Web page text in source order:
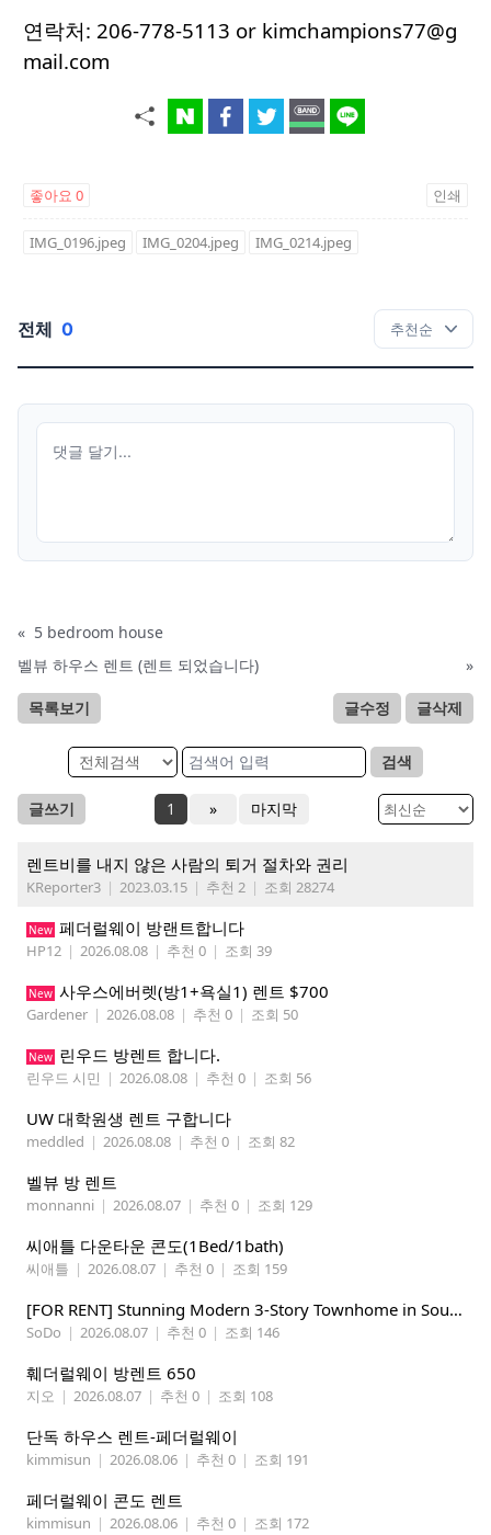
연락처: 206-778-5113 or kimchampions77@g
mail.com
좋아요 0 인쇄
IMG_0196.jpeg IMG_0204.jpeg IMG_0214.jpeg
전체 0
« 5 bedroom house
벨뷰 하우스 렌트 (렌트 되었습니다)
»
목록보기 글수정 글삭제
검색
글쓰기 1 » 마지막
렌트비를 내지 않은 사람의 퇴거 절차와 권리
KReporter3 | 2023.03.15 | 추천 2 | 조회 28274
New 페더럴웨이 방랜트합니다
HP12 | 2026.08.08 | 추천 0 | 조회 39
New 사우스에버렛(방1+욕실1) 렌트 $700
Gardener | 2026.08.08 | 추천 0 | 조회 50
New 린우드 방렌트 합니다.
린우드 시민 | 2026.08.08 | 추천 0 | 조회 56
UW 대학원생 렌트 구합니다
meddled | 2026.08.08 | 추천 0 | 조회 82
벨뷰 방 렌트
monnanni | 2026.08.07 | 추천 0 | 조회 129
씨애틀 다운타운 콘도(1Bed/1bath)
씨애틀 | 2026.08.07 | 추천 0 | 조회 159
​[FOR RENT] Stunning Modern 3-Story Townhome in South Park - Perfect for Tech Pros & Students!
SoDo | 2026.08.07 | 추천 0 | 조회 146
훼더럴웨이 방렌트 650
지오 | 2026.08.07 | 추천 0 | 조회 108
단독 하우스 렌트-페더럴웨이
kimmisun | 2026.08.06 | 추천 0 | 조회 191
페더럴웨이 콘도 렌트
kimmisun | 2026.08.06 | 추천 0 | 조회 172